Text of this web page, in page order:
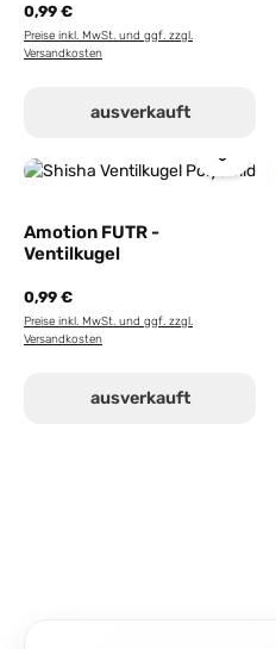
0,99 €
Preise inkl. MwSt. und ggf. zzgl.
Versandkosten
ausverkauft
Amotion FUTR -
Ventilkugel
0,99 €
Preise inkl. MwSt. und ggf. zzgl.
Versandkosten
ausverkauft